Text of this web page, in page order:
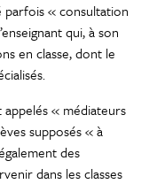
parfois « consultation
qui, à son
en classe, dont le
appelés « médiateurs
supposés « à
des
dans les classes